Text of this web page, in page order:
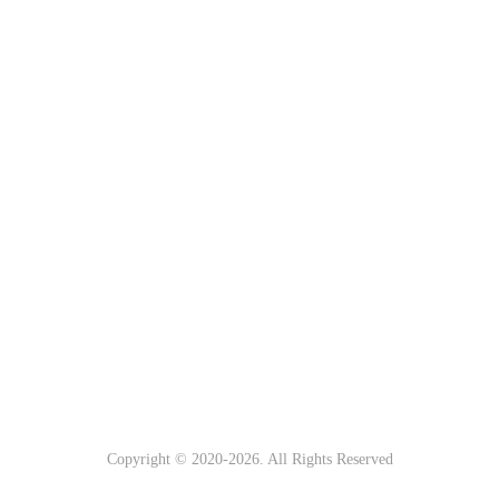
Copyright © 2020-2026. All Rights Reserved